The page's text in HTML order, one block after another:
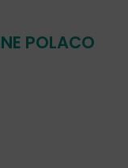
POLACO